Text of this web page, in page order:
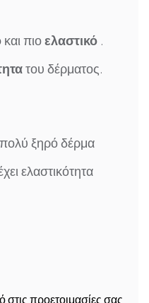
και πιοελαστικό .
του δέρματος.
ξηρό δέρμα
ελαστικότητα
προετοιμασίες σας